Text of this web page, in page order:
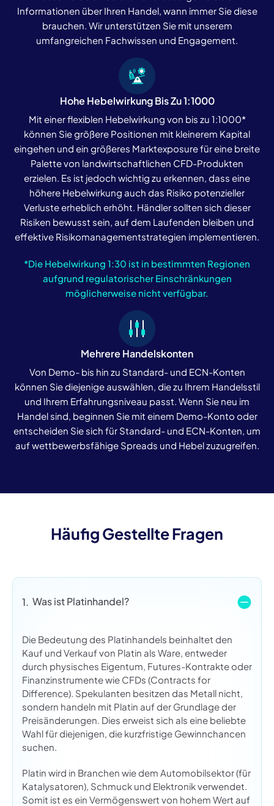
Informationen über Ihren Handel, wann immer Sie diese
brauchen. Wir unterstützen Sie mit unserem
umfangreichen Fachwissen und Engagement.
Hohe Hebelwirkung Bis Zu 1:1000
Mit einer flexiblen Hebelwirkung von bis zu 1:1000*
können Sie größere Positionen mit kleinerem Kapital
eingehen und ein größeres Marktexposure für eine breite
Palette von landwirtschaftlichen CFD-Produkten
erzielen. Es ist jedoch wichtig zu erkennen, dass eine
höhere Hebelwirkung auch das Risiko potenzieller
Verluste erheblich erhöht. Händler sollten sich dieser
Risiken bewusst sein, auf dem Laufenden bleiben und
effektive Risikomanagementstrategien implementieren.
*Die Hebelwirkung 1:30 ist in bestimmten Regionen
aufgrund regulatorischer Einschränkungen
möglicherweise nicht verfügbar.
Mehrere Handelskonten
Von Demo- bis hin zu Standard- und ECN-Konten
können Sie diejenige auswählen, die zu Ihrem Handelsstil
und Ihrem Erfahrungsniveau passt. Wenn Sie neu im
Handel sind, beginnen Sie mit einem Demo-Konto oder
entscheiden Sie sich für Standard- und ECN-Konten, um
auf wettbewerbsfähige Spreads und Hebel zuzugreifen.
Häufig Gestellte Fragen
1. Was ist Platinhandel?
Die Bedeutung des Platinhandels beinhaltet den
Kauf und Verkauf von Platin als Ware, entweder
durch physisches Eigentum, Futures-Kontrakte oder
Finanzinstrumente wie CFDs (Contracts for
Difference). Spekulanten besitzen das Metall nicht,
sondern handeln mit Platin auf der Grundlage der
Preisänderungen. Dies erweist sich als eine beliebte
Wahl für diejenigen, die kurzfristige Gewinnchancen
suchen.
Platin wird in Branchen wie dem Automobilsektor (für
Katalysatoren), Schmuck und Elektronik verwendet.
Somit ist es ein Vermögenswert von hohem Wert auf